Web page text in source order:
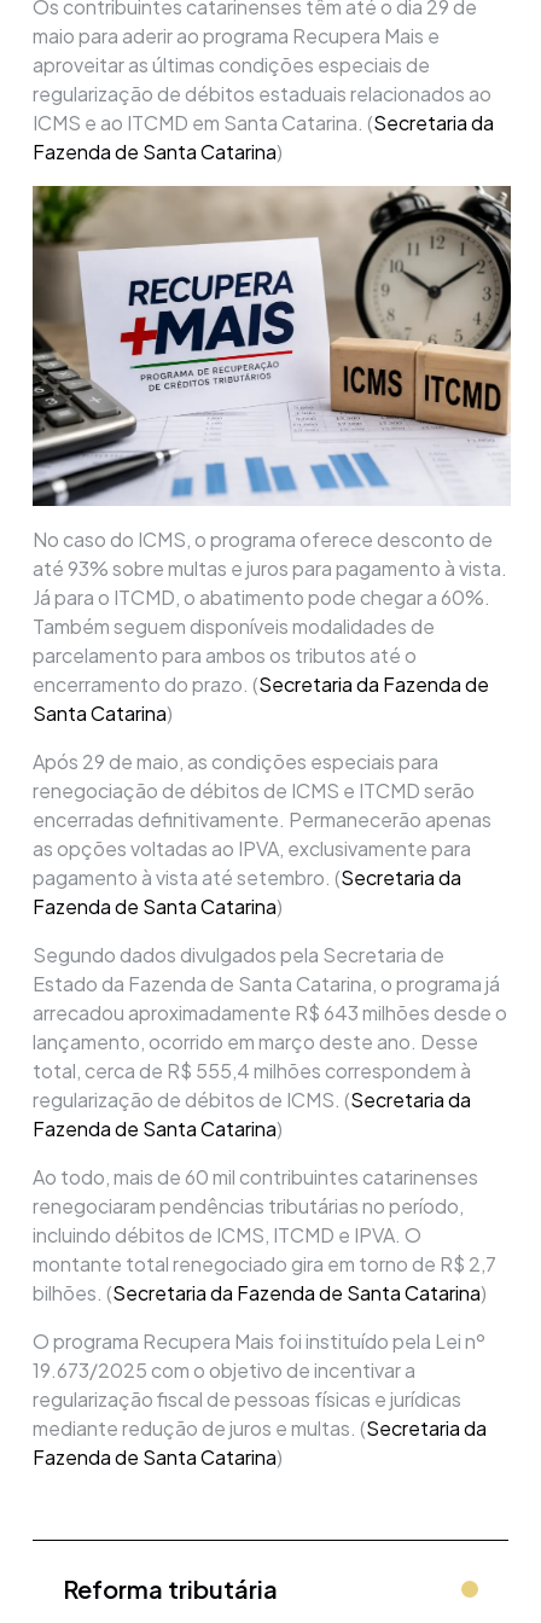
Os contribuintes catarinenses têm até o dia 29 de
maio para aderir ao programa Recupera Mais e
aproveitar as últimas condições especiais de
regularização de débitos estaduais relacionados ao
ICMS e ao ITCMD em Santa Catarina. (Secretaria da
Fazenda de Santa Catarina)
No caso do ICMS, o programa oferece desconto de
até 93% sobre multas e juros para pagamento à vista.
Já para o ITCMD, o abatimento pode chegar a 60%.
Também seguem disponíveis modalidades de
parcelamento para ambos os tributos até o
encerramento do prazo. (Secretaria da Fazenda de
Santa Catarina)
Após 29 de maio, as condições especiais para
renegociação de débitos de ICMS e ITCMD serão
encerradas definitivamente. Permanecerão apenas
as opções voltadas ao IPVA, exclusivamente para
pagamento à vista até setembro. (Secretaria da
Fazenda de Santa Catarina)
Segundo dados divulgados pela Secretaria de
Estado da Fazenda de Santa Catarina, o programa já
arrecadou aproximadamente R$ 643 milhões desde o
lançamento, ocorrido em março deste ano. Desse
total, cerca de R$ 555,4 milhões correspondem à
regularização de débitos de ICMS. (Secretaria da
Fazenda de Santa Catarina)
Ao todo, mais de 60 mil contribuintes catarinenses
renegociaram pendências tributárias no período,
incluindo débitos de ICMS, ITCMD e IPVA. O
montante total renegociado gira em torno de R$ 2,7
bilhões. (Secretaria da Fazenda de Santa Catarina)
O programa Recupera Mais foi instituído pela Lei nº
19.673/2025 com o objetivo de incentivar a
regularização fiscal de pessoas físicas e jurídicas
mediante redução de juros e multas. (Secretaria da
Fazenda de Santa Catarina)
Reforma tributária